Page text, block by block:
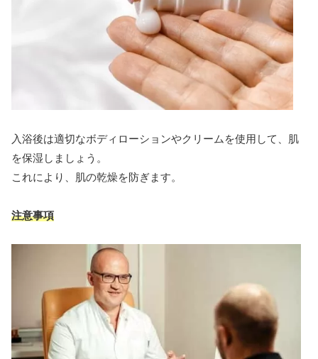
入浴後は適切なボディローションやクリームを使用して、肌
を保湿しましょう。
これにより、肌の乾燥を防ぎます。
注意事項